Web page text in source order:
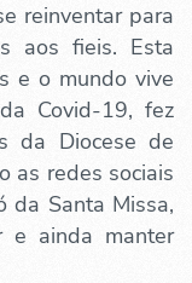
reinventar para
aos fieis. Esta
e o mundo vive
Covid-19, fez
da Diocese de
as redes sociais
da Santa Missa,
e ainda manter